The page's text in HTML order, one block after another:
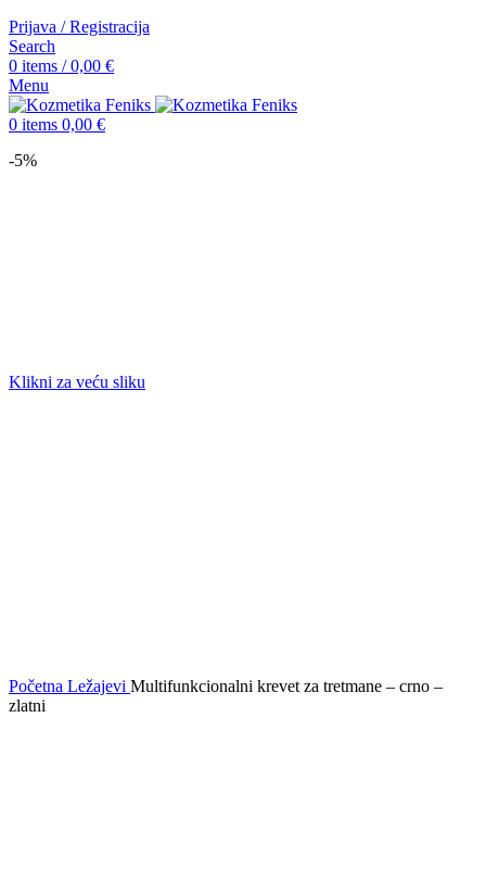
Prijava / Registracija
Search
0 items / 0,00 €
Menu
0 items 0,00 €
-5%
Klikni za veću sliku
Početna Ležajevi Multifunkcionalni krevet za tretmane – crno –
zlatni